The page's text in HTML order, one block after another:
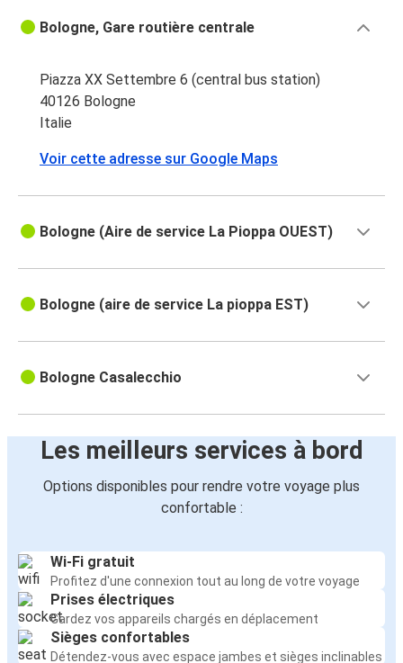
Bologne, Gare routière centrale
Piazza XX Settembre 6 (central bus station)
40126 Bologne
Italie
Voir cette adresse sur Google Maps
Bologne (Aire de service La Pioppa OUEST)
Bologne (aire de service La pioppa EST)
Bologne Casalecchio
Les meilleurs services à bord
Options disponibles pour rendre votre voyage plus
confortable :
Wi-Fi gratuit
Profitez d'une connexion tout au long de votre voyage
Prises électriques
Gardez vos appareils chargés en déplacement
Sièges confortables
Détendez-vous avec espace jambes et sièges inclinables